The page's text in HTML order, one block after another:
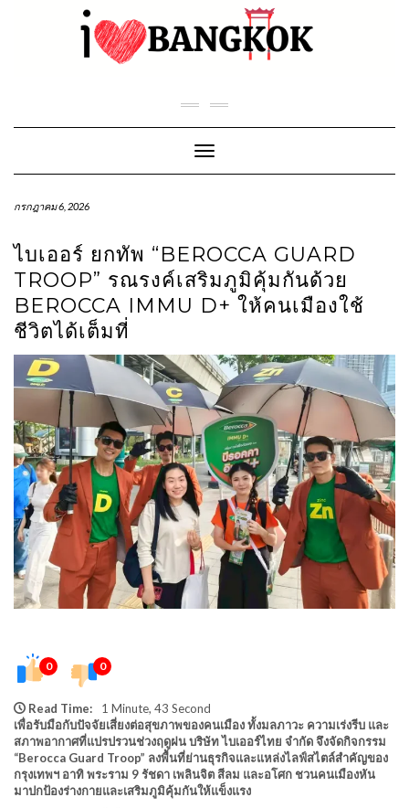
Toggle Navigation
กรกฎาคม 6, 2026
ไบเออร์ ยกทัพ “BEROCCA GUARD
TROOP” รณรงค์เสริมภูมิคุ้มกันด้วย
BEROCCA IMMU D+ ให้คนเมืองใช้
ชีวิตได้เต็มที่
0 0
Read Time:
1 Minute, 43 Second
เพื่อรับมือกับปัจจัยเสี่ยงต่อสุขภาพของคนเมือง ทั้งมลภาวะ ความเร่งรีบ และ
สภาพอากาศที่แปรปรวนช่วงฤดูฝน บริษัท ไบเออร์ไทย จำกัด จึงจัดกิจกรรม
“Berocca Guard Troop” ลงพื้นที่ย่านธุรกิจและแหล่งไลฟ์สไตล์สำคัญของ
กรุงเทพฯ อาทิ พระราม 9 รัชดา เพลินจิต สีลม และอโศก ชวนคนเมืองหัน
มาปกป้องร่างกายและเสริมภูมิคุ้มกันให้แข็งแรง